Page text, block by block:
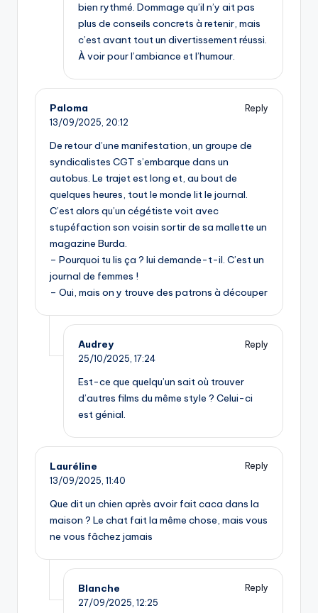
bien rythmé. Dommage qu’il n’y ait pas
plus de conseils concrets à retenir, mais
c’est avant tout un divertissement réussi.
À voir pour l’ambiance et l’humour.
Paloma
Reply
13/09/2025, 20:12
De retour d’une manifestation, un groupe de
syndicalistes CGT s’embarque dans un
autobus. Le trajet est long et, au bout de
quelques heures, tout le monde lit le journal.
C’est alors qu’un cégétiste voit avec
stupéfaction son voisin sortir de sa mallette un
magazine Burda.
– Pourquoi tu lis ça ? lui demande-t-il. C’est un
journal de femmes !
– Oui, mais on y trouve des patrons à découper
Audrey
Reply
25/10/2025, 17:24
Est-ce que quelqu’un sait où trouver
d’autres films du même style ? Celui-ci
est génial.
Lauréline
Reply
13/09/2025, 11:40
Que dit un chien après avoir fait caca dans la
maison ? Le chat fait la même chose, mais vous
ne vous fâchez jamais
Blanche
Reply
27/09/2025, 12:25